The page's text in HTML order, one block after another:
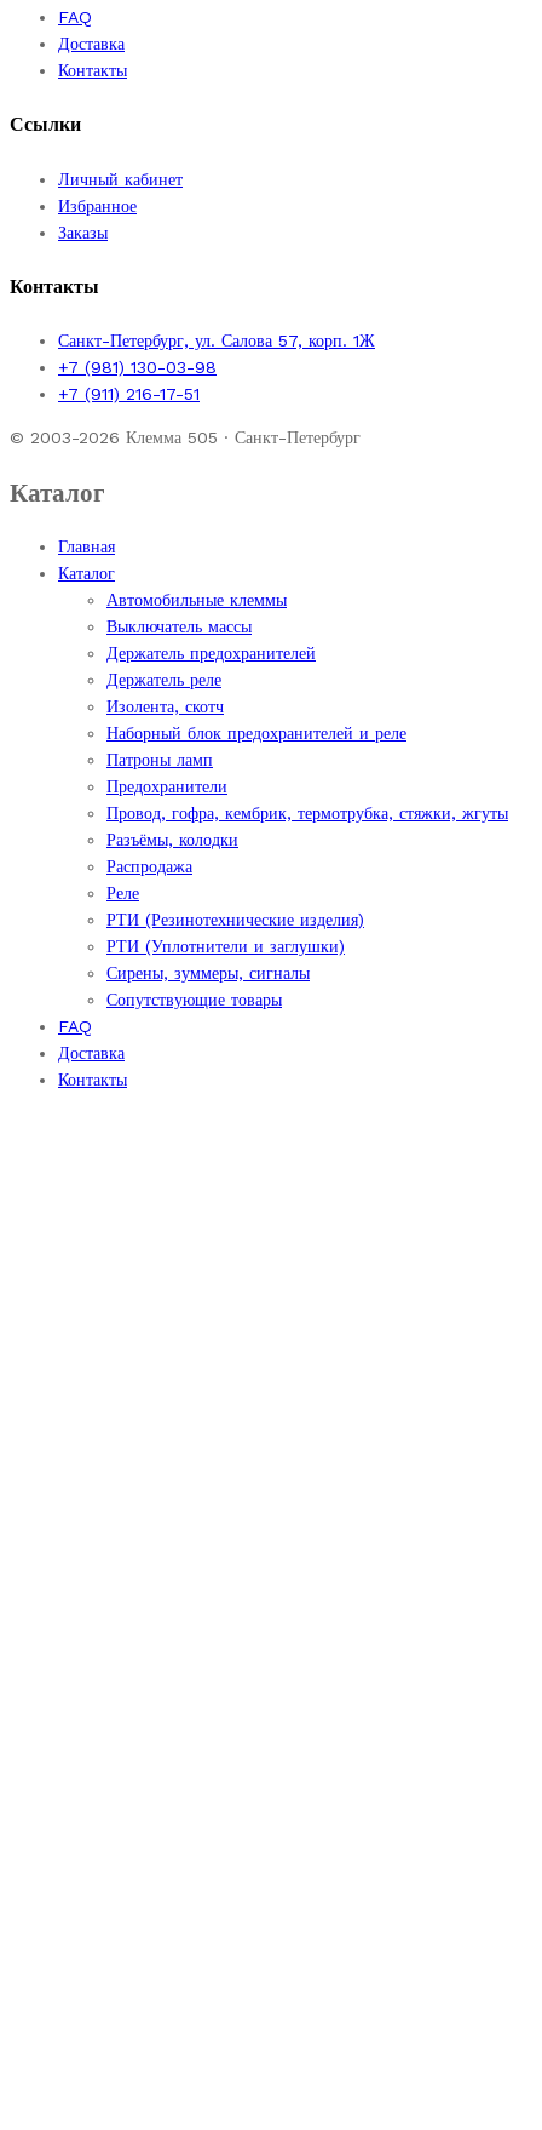
FAQ
Доставка
Контакты
Ссылки
Личный кабинет
Избранное
Заказы
Контакты
Санкт-Петербург, ул. Салова 57, корп. 1Ж
+7 (981) 130-03-98
+7 (911) 216-17-51
© 2003-2026 Клемма 505 · Санкт-Петербург
Каталог
Главная
Каталог
Автомобильные клеммы
Выключатель массы
Держатель предохранителей
Держатель реле
Изолента, скотч
Наборный блок предохранителей и реле
Патроны ламп
Предохранители
Провод, гофра, кембрик, термотрубка, стяжки, жгуты
Разъёмы, колодки
Распродажа
Реле
РТИ (Резинотехнические изделия)
РТИ (Уплотнители и заглушки)
Сирены, зуммеры, сигналы
Сопутствующие товары
FAQ
Доставка
Контакты